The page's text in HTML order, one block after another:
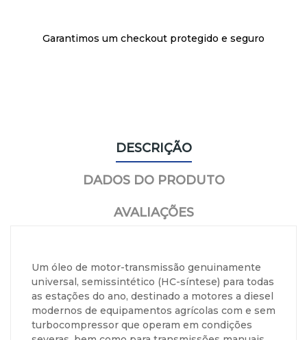
Garantimos um checkout protegido e seguro
DESCRIÇÃO
DADOS DO PRODUTO
AVALIAÇÕES
Um óleo de motor-transmissão genuinamente
universal, semissintético (HC-síntese) para todas
as estações do ano, destinado a motores a diesel
modernos de equipamentos agrícolas com e sem
turbocompressor que operam em condições